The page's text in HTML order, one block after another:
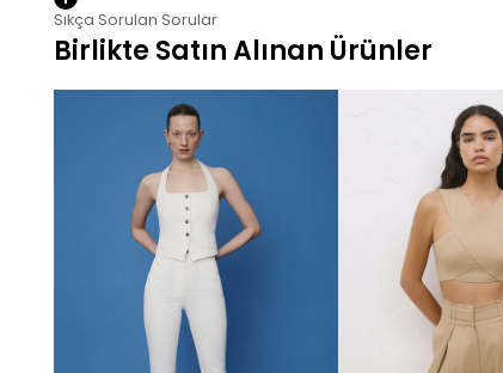
Sıkça Sorulan Sorular
Birlikte Satın Alınan Ürünler